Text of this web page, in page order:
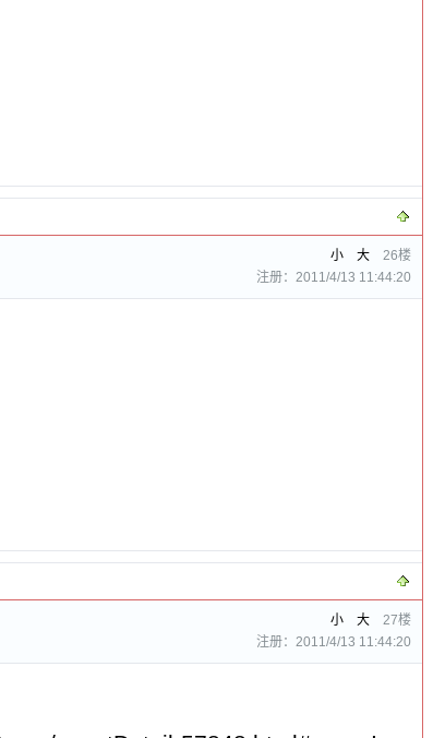
小 大 26楼
注册：2011/4/13 11:44:20
小 大 27楼
注册：2011/4/13 11:44:20